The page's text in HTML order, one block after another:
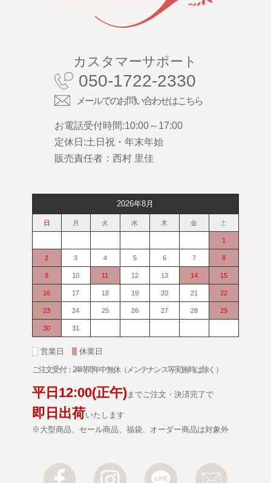
カスタマーサポート
050-1722-2330
メールでのお問い合わせはこちら
お電話受付時間:10:00～17:00
定休日:土日祝・年末年始
販売責任者：西村 里佳
2026年8月
日 月 火 水 木 金 土
1
2 3 4 5 6 7 8
9 10 11 12 13 14 15
16 17 18 19 20 21 22
23 24 25 26 27 28 29
30 31
営業日
休業日
ご注文受付：24時間年中無休（メンテナンス等実施時は除く）
平日 12:00(正午)までご注文・決済完了で
即日出荷いたします
※大型商品、セール商品、福袋、オーダー商品は対象外